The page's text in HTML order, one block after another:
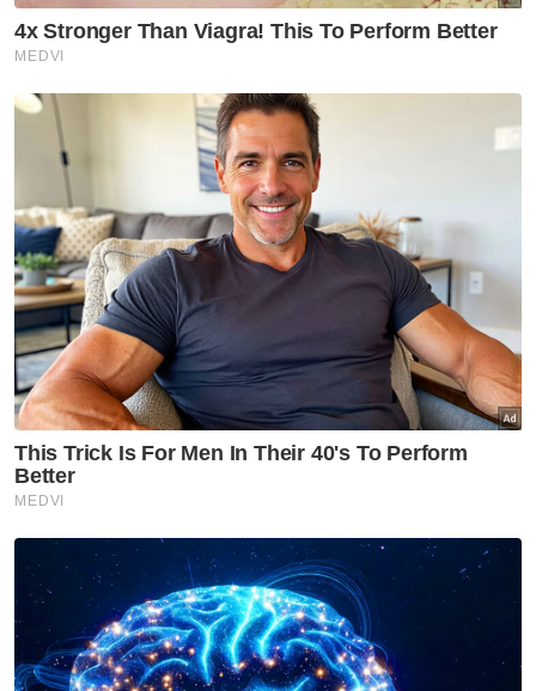
Ringkasan AI
Kinohimitsu meraikan komitmen halal
Majlis tersebut mengiktiraf peranan
Jabatan Kemajuan Islam Malaysia (Jakim)
dalam pensijilan halal Watsons Malaysia
diraikan sebagai rakan runcit utama
Kinohimitsu selama 25 tahun Halal menjadi
teras dalam pengembangan jenama
Kinohimitsu ke seluruh Asia Tenggara
Majlis penghargaan dianjurkan bersama
Wawasanita Malaysia untuk menyokong
usahawan wanita
Muat turun aplikasi Sinar Harian.Klik di sini!
Kinohimitsu
HALAL